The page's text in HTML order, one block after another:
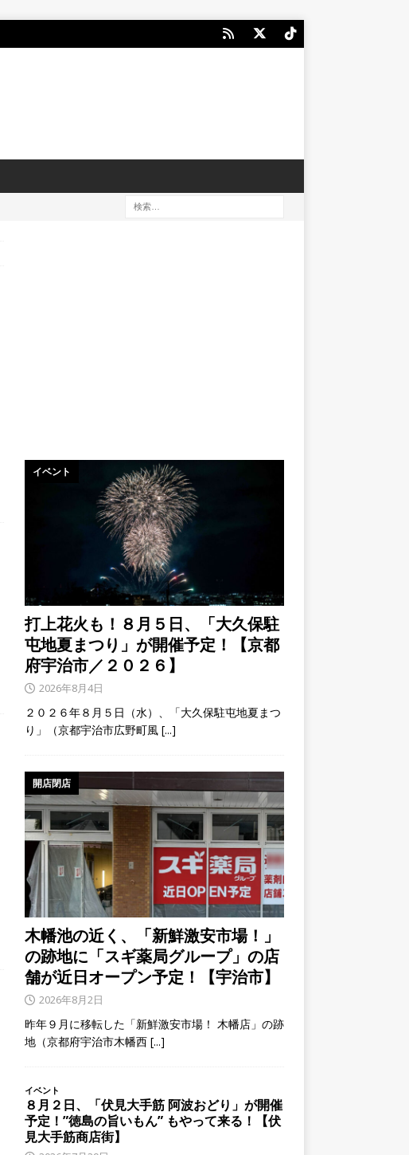
打上花火も！８月５日、「大久保駐
屯地夏まつり」が開催予定！【京都
府宇治市／２０２６】
イベント
2026年8月4日
２０２６年８月５日（水）、「大久保駐屯地夏まつ
り」（京都宇治市広野町風 [...]
木幡池の近く、「新鮮激安市場！」
の跡地に「スギ薬局グループ」の店
舗が近日オープン予定！【宇治市】
開店閉店
2026年8月2日
昨年９月に移転した「新鮮激安市場！ 木幡店」の跡
地（京都府宇治市木幡西 [...]
イベント
８月２日、「伏見大手筋 阿波おどり」が開催
予定！”徳島の旨いもん” もやって来る！【伏
見大手筋商店街】